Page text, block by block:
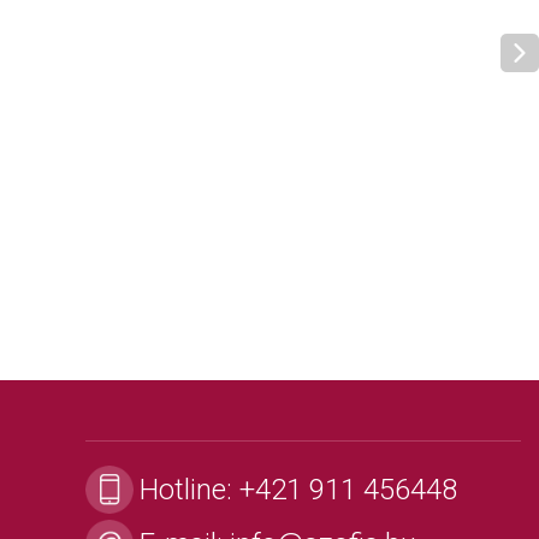
Hotline: +421 911 456448